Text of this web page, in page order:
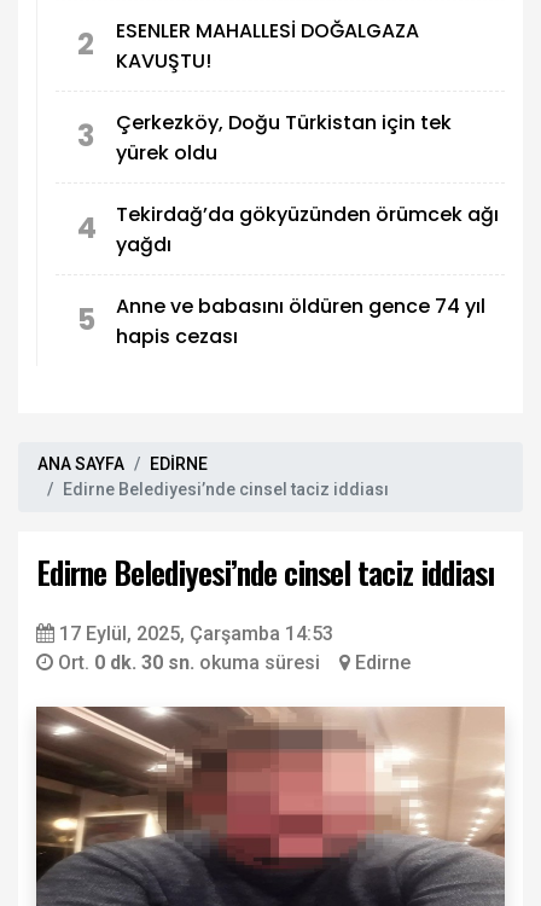
2
ESENLER MAHALLESİ DOĞALGAZA
KAVUŞTU!
3
Çerkezköy, Doğu Türkistan için tek
yürek oldu
4
Tekirdağ’da gökyüzünden örümcek ağı
yağdı
5
Anne ve babasını öldüren gence 74 yıl
hapis cezası
ANA SAYFA
EDİRNE
Edirne Belediyesi’nde cinsel taciz iddiası
Edirne Belediyesi’nde cinsel taciz iddiası
17 Eylül, 2025, Çarşamba 14:53
Ort. 0 dk. 30 sn. okuma süresi Edirne